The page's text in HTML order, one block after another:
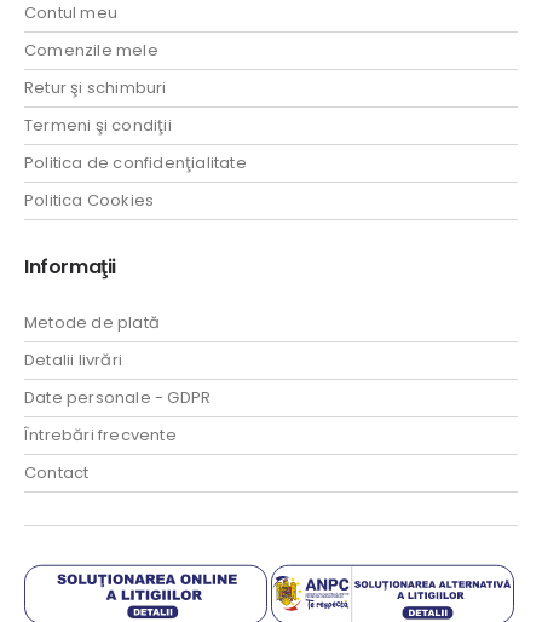
Contul meu
Comenzile mele
Retur şi schimburi
Termeni şi condiţii
Politica de confidenţialitate
Politica Cookies
Informaţii
Metode de plată
Detalii livrări
Date personale - GDPR
Întrebări frecvente
Contact